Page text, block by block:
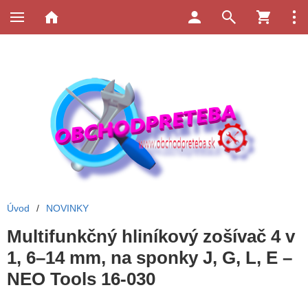
Úvod / NOVINKY
Multifunkčný hliníkový zošívač 4 v
1, 6–14 mm, na sponky J, G, L, E –
NEO Tools 16-030